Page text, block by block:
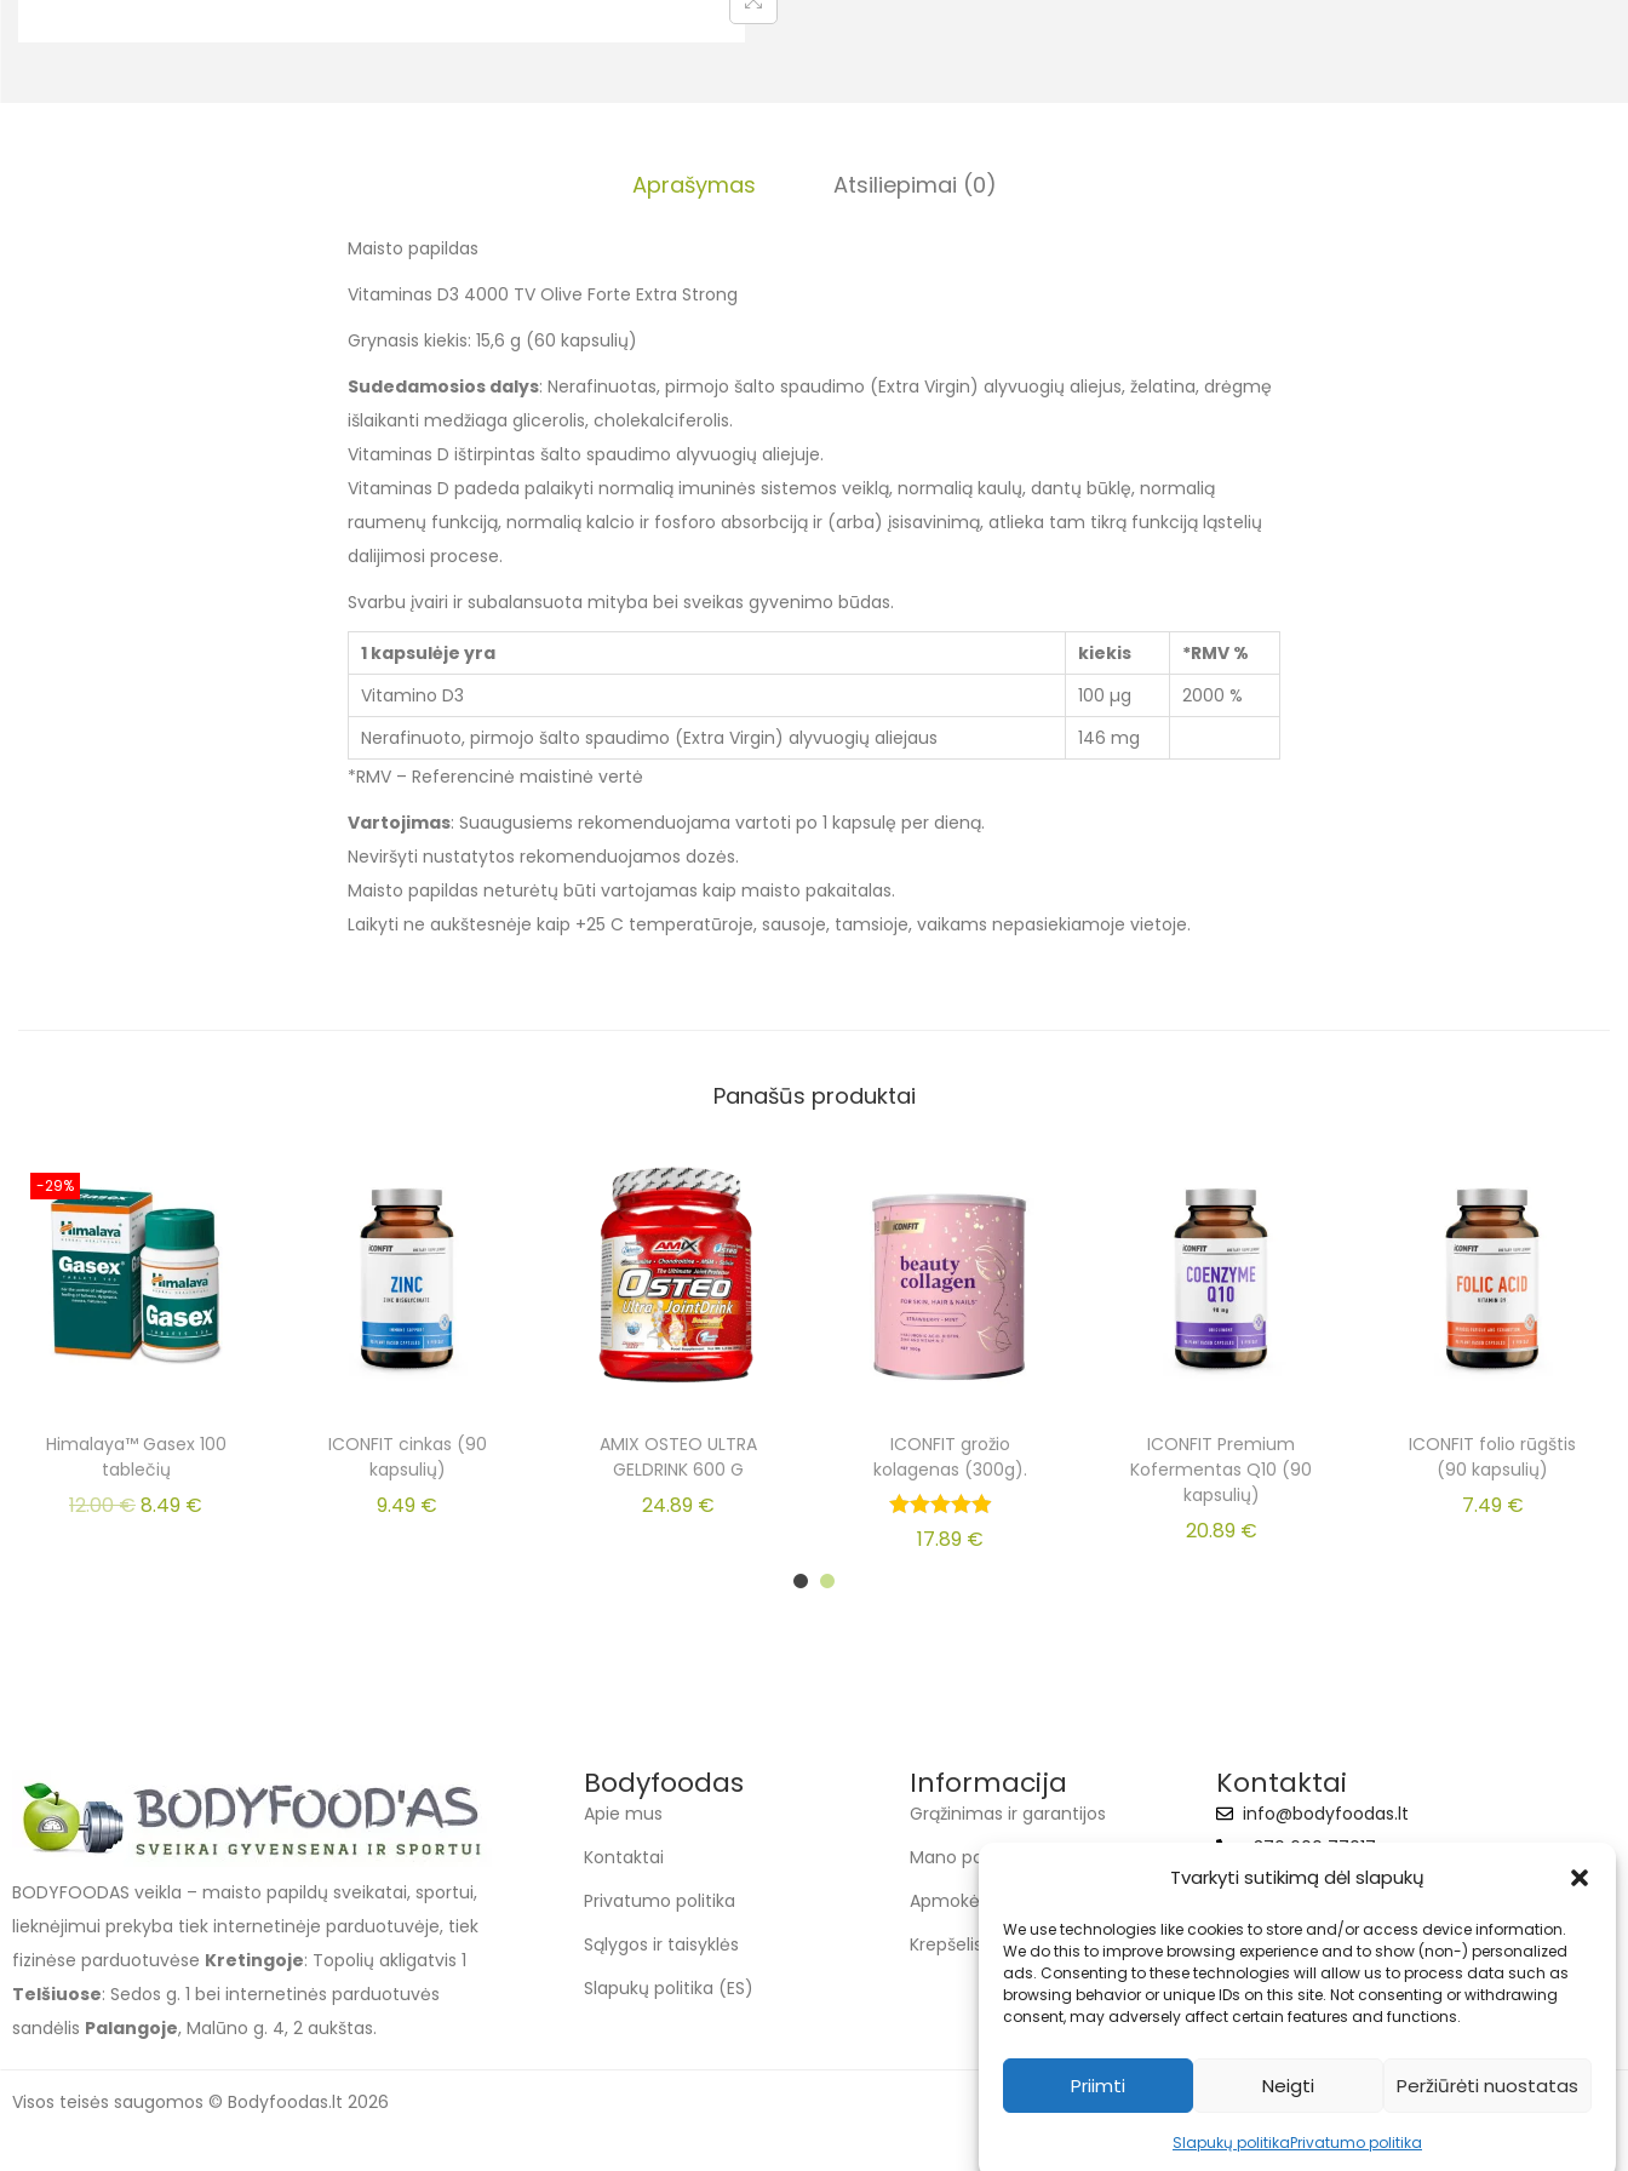
Tvarkyti sutikimą dėl slapukų
We use technologies like cookies to store and/or access device information.
We do this to improve browsing experience and to show (non-) personalized
ads. Consenting to these technologies will allow us to process data such as
browsing behavior or unique IDs on this site. Not consenting or withdrawing
consent, may adversely affect certain features and functions.
Priimti Neigti Peržiūrėti nuostatas
Slapukų politikaPrivatumo politika
Aprašymas Atsiliepimai (0)
Maisto papildas
Vitaminas D3 4000 TV Olive Forte Extra Strong
Grynasis kiekis: 15,6 g (60 kapsulių)
Sudedamosios dalys: Nerafinuotas, pirmojo šalto spaudimo (Extra Virgin) alyvuogių aliejus, želatina, drėgmę
išlaikanti medžiaga glicerolis, cholekalciferolis.
Vitaminas D ištirpintas šalto spaudimo alyvuogių aliejuje.
Vitaminas D padeda palaikyti normalią imuninės sistemos veiklą, normalią kaulų, dantų būklę, normalią
raumenų funkciją, normalią kalcio ir fosforo absorbciją ir (arba) įsisavinimą, atlieka tam tikrą funkciją ląstelių
dalijimosi procese.
Svarbu įvairi ir subalansuota mityba bei sveikas gyvenimo būdas.
1 kapsulėje yra kiekis
*RMV %
Vitamino D3
100 µg
2000 %
Nerafinuoto, pirmojo šalto spaudimo (Extra Virgin) alyvuogių aliejaus
146 mg
*RMV – Referencinė maistinė vertė
Vartojimas: Suaugusiems rekomenduojama vartoti po 1 kapsulę per dieną.
Neviršyti nustatytos rekomenduojamos dozės.
Maisto papildas neturėtų būti vartojamas kaip maisto pakaitalas.
Laikyti ne aukštesnėje kaip +25 C temperatūroje, sausoje, tamsioje, vaikams nepasiekiamoje vietoje.
Panašūs produktai
-29%
Himalaya™ Gasex 100
tablečių
12.00€8.49 €
ICONFIT cinkas (90
kapsulių)
9.49 €
AMIX OSTEO ULTRA
GELDRINK 600 G
24.89 €
ICONFIT grožio
kolagenas (300g).
17.89 €
ICONFIT Premium
Kofermentas Q10 (90
kapsulių)
20.89 €
ICONFIT folio rūgštis
(90 kapsulių)
7.49 €
BODYFOODAS veikla – maisto papildų sveikatai, sportui,
lieknėjimui prekyba tiek internetinėje parduotuvėje, tiek
fizinėse parduotuvėse Kretingoje: Topolių akligatvis 1
Telšiuose: Sedos g. 1 bei internetinės parduotuvės
sandėlis Palangoje, Malūno g. 4, 2 aukštas.
Bodyfoodas
Apie mus
Kontaktai
Privatumo politika
Sąlygos ir taisyklės
Slapukų politika (ES)
Informacija
Grąžinimas ir garantijos
Mano paskyra
Apmokėjimas
Krepšelis
Kontaktai
info@bodyfoodas.lt
+370 600 77017
Visos teisės saugomos © Bodyfoodas.lt 2026